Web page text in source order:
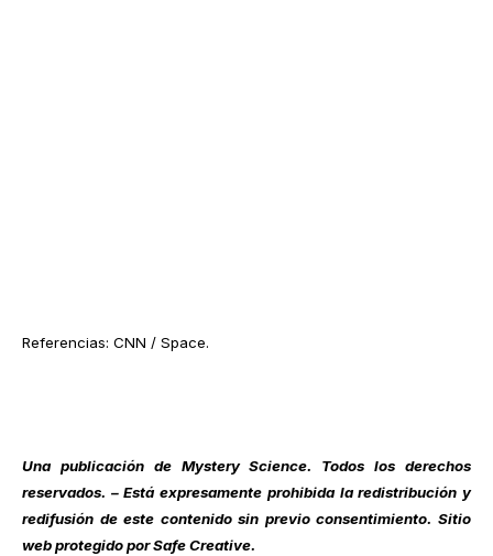
Referencias: CNN / Space.
Una publicación de Mystery Science. Todos los derechos
reservados. – Está expresamente prohibida la redistribución y
redifusión de este contenido sin previo consentimiento. Sitio
web protegido por Safe Creative.